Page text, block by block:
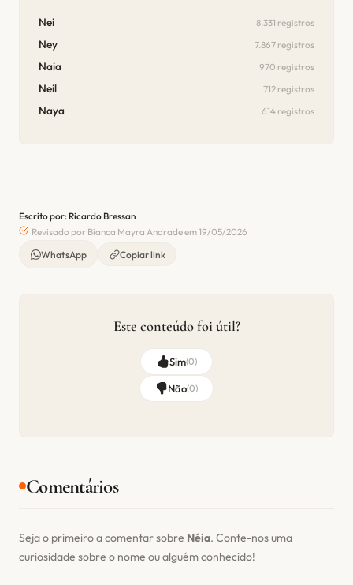
Nei 8.331 registros
Ney 7.867 registros
Naia 970 registros
Neil 712 registros
Naya 614 registros
Escrito por: Ricardo Bressan
Revisado por Bianca Mayra Andrade em 19/05/2026
WhatsApp
Copiar link
Este conteúdo foi útil?
Sim(0)
Não(0)
Comentários
Seja o primeiro a comentar sobre Néia. Conte-nos uma
curiosidade sobre o nome ou alguém conhecido!